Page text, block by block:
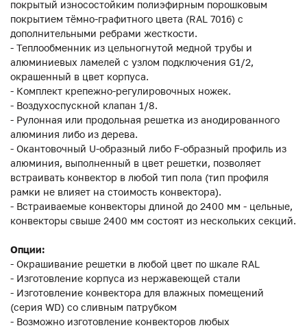
покрытый износостойким полиэфирным порошковым
покрытием тёмно-графитного цвета (RAL 7016) с
дополнительными ребрами жесткости.
- Теплообменник из цельногнутой медной трубы и
алюминиевых ламелей с узлом подключения G1/2,
окрашенный в цвет корпуса.
- Комплект крепежно-регулировочных ножек.
- Воздухоспускной клапан 1/8.
- Рулонная или продольная решетка из анодированного
алюминия либо из дерева.
- Окантовочный U-образный либо F-образный профиль из
алюминия, выполненный в цвет решетки, позволяет
встраивать конвектор в любой тип пола (тип профиля
рамки не влияет на стоимость конвектора).
- Встраиваемые конвекторы длиной до 2400 мм - цельные,
конвекторы свыше 2400 мм состоят из нескольких секций.
Опции:
- Окрашивание решетки в любой цвет по шкале RAL
- Изготовление корпуса из нержавеющей стали
- Изготовление конвектора для влажных помещений
(серия WD) со сливным патрубком
- Возможно изготовление конвекторов любых